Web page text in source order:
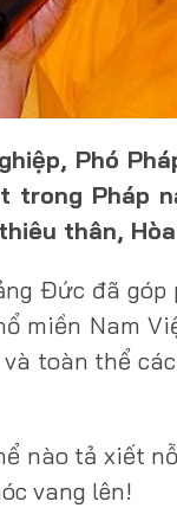
Phó
Pháp
thân,
Đức đã
miền Nam
toàn thể
nào tả xiết
vang lên!